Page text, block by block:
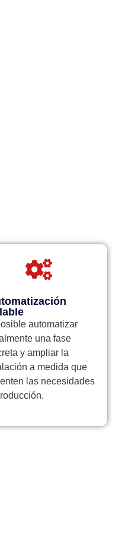
automatizar
una fase
y ampliar la
a medida que
las necesidades